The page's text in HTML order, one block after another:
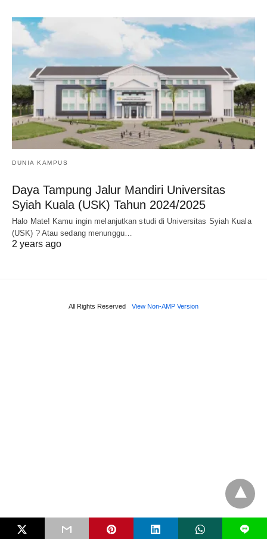
DUNIA KAMPUS
Daya Tampung Jalur Mandiri Universitas
Syiah Kuala (USK) Tahun 2024/2025
Halo Mate! Kamu ingin melanjutkan studi di Universitas Syiah Kuala
(USK) ? Atau sedang menunggu…
2 years ago
All Rights Reserved View Non-AMP Version
L